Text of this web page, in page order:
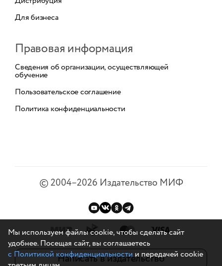
Для бизнеса
Правовая информация
Сведения об организации, осуществляющей
обучение
Пользовательское соглашение
Политика конфиденциальности
©2004–2026 Издательство МИФ
Написать в издательство
Мы используем файлы cookie, чтобы сделать сайт
удобнее. Посещая сайт, вы соглашаетесь
с Политикой конфиденциальностии передачей cookie